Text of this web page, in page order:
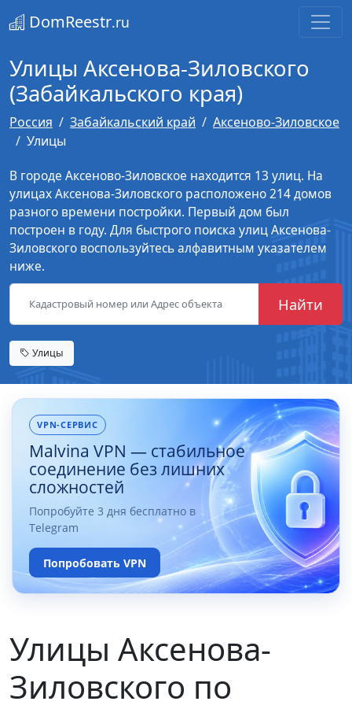
DomReestr.ru
Улицы Аксенова-Зиловского
(Забайкальского края)
Россия Забайкальский край
Аксеново-Зиловское
Улицы
В городе Аксеново-Зиловское находится 13 улиц. На
улицах Аксенова-Зиловского расположено 214 домов
разного времени постройки. Первый дом был
построен в году. Для быстрого поиска улиц Аксенова-
Зиловского воспользуйтесь алфавитным указателем
ниже.
Найти
Улицы
VPN-СЕРВИС
Malvina VPN — стабильное
соединение без лишних
сложностей
Попробуйте 3 дня бесплатно в
Telegram
Попробовать VPN
Улицы Аксенова-
Зиловского по